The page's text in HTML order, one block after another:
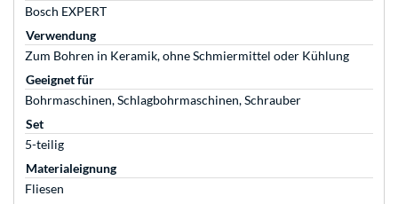
Bosch EXPERT
Verwendung
Zum Bohren in Keramik, ohne Schmiermittel oder Kühlung
Geeignet für
Bohrmaschinen, Schlagbohrmaschinen, Schrauber
Set
5-teilig
Materialeignung
Fliesen